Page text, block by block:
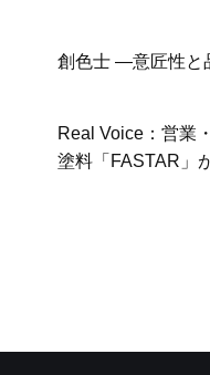
創色士 ―意匠性と
Real Voice：営業
塗料「FASTAR」